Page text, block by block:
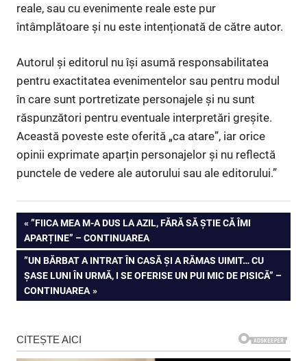
reale, sau cu evenimente reale este pur
întâmplătoare și nu este intenționată de către autor.
Autorul și editorul nu își asumă responsabilitatea
pentru exactitatea evenimentelor sau pentru modul
în care sunt portretizate personajele și nu sunt
răspunzători pentru eventuale interpretări greșite.
Această poveste este oferită „ca atare”, iar orice
opinii exprimate aparțin personajelor și nu reflectă
punctele de vedere ale autorului sau ale editorului.”
Navigare
în
articole
PREVIOUS
POST:
”FIICA MEA M-A DUS LA AZIL, FĂRĂ SĂ ȘTIE CĂ ÎMI
APARȚINE” – CONTINUAREA
NEXT
POST:
”UN BĂRBAT A INTRAT ÎN CASĂ ȘI A RĂMAS UIMIT… CU
ȘASE LUNI ÎN URMĂ, I SE OFERISE UN PUI MIC DE PISICĂ” –
CONTINUAREA